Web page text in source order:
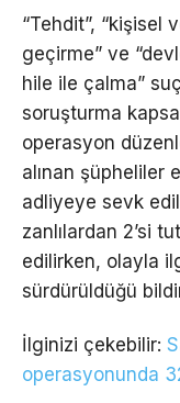
“Tehdit”, “kişisel
geçirme” ve
hile ile çalma”
soruşturma
operasyon
alınan şüpheliler
adliyeye sevk
zanlılardan 2’si
edilirken, olayla
sürdürüldüğü
İlginizi çekebilir:
operasyonunda